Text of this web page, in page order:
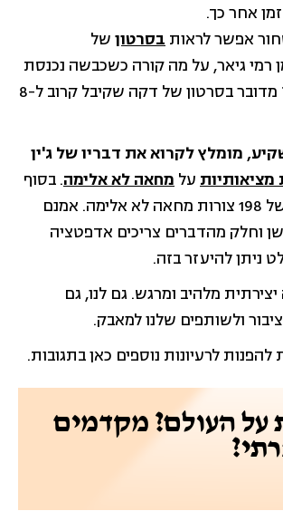
אחר כך.
אפשר לראות בסרטון של
רמי גיאר, על מה קורה כשכבשה נכנסת
לדוכן שווארמה? מדובר בסרטון של דקה שקיבל קרוב ל-8
מומלץ לקרוא את דבריו של ג'ין
מציאותיות על מחאה לא אלימה. בסוף
המסמך רשימה של 198 צורות מחאה לא אלימה. אמנם
וחלק מהדברים צריכים אדפטציה
ניתן להיעזר בזה.
מלהיב ומרגש. גם לנו, גם
ולשותפים שלנו למאבק.
להפנות לרעיונות נוספים כאן בתגובות.
על העולם? מקדמים